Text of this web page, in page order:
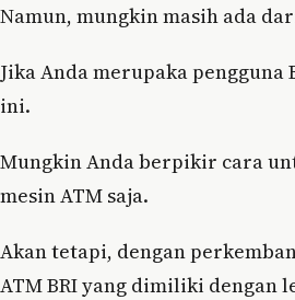
Namun, mungkin masih ada
Jika Anda merupaka
ini.
Mungkin Anda berpikir cara
mesin ATM saja.
Akan tetapi, dengan
ATM BRI yang dimiliki dengan